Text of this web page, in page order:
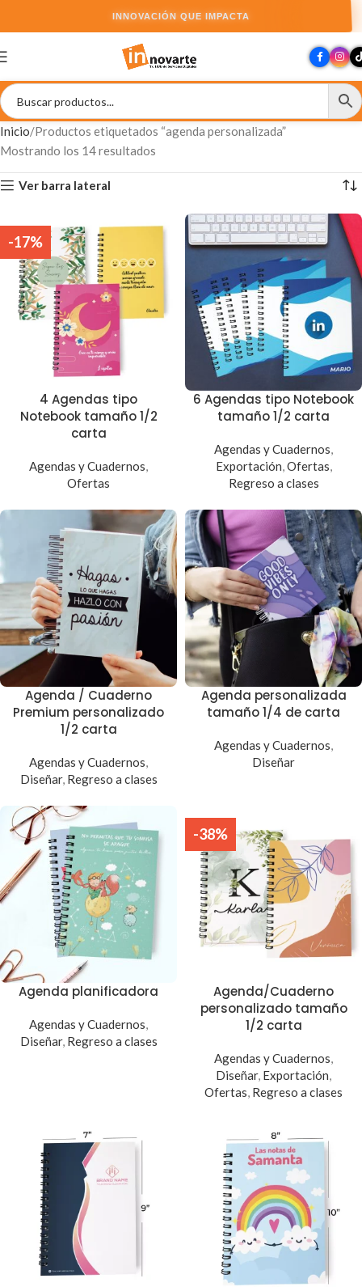
INNOVACIÓN QUE IMPACTA
Inicio Productos etiquetados “agenda personalizada”
Mostrando los 14 resultados
Ver barra lateral
-17%
4 Agendas tipo
Notebook tamaño 1/2
carta
Agendas y Cuadernos,
Ofertas
6 Agendas tipo Notebook
tamaño 1/2 carta
Agendas y Cuadernos,
Exportación,Ofertas,
Regreso a clases
Agenda / Cuaderno
Premium personalizado
1/2 carta
Agendas y Cuadernos,
Diseñar, Regreso a clases
Agenda personalizada
tamaño 1/4 de carta
Agendas y Cuadernos,
Diseñar
Agenda planificadora
Agendas y Cuadernos,
Diseñar, Regreso a clases
-38%
Agenda/Cuaderno
personalizado tamaño
1/2 carta
Agendas y Cuadernos,
Diseñar, Exportación,
Ofertas, Regreso a clases